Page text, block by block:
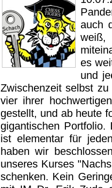
auch
es
und
Zwischenzeit selbst
vier ihrer
gestellt, und ab heute
gigantischen Portfolio.
ist elementar für
haben wir
unseres Kurses
schenken. Kein